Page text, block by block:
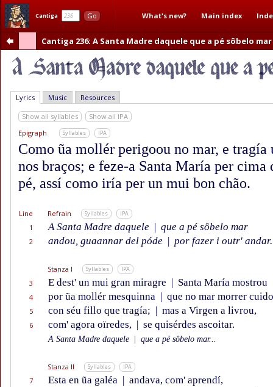
Cantiga Go What's new? Main index
Cantiga 236: A Santa Madre daquele que a pé sôbelo
Lyrics Music Resources
Show all syllables
Show all IPA
Epigraph
Syllables IPA
Como ũa mollér perigoou no mar, e
nos braços; e feze-a Santa María per cima
pé, assí como iría per un mui bon chão.
Line Refrain Syllables IPA
1 A Santa Madre daquele | que a pé sôbelo mar
2 andou, guaannar del póde | por fazer i outr' andar.
Stanza I Syllables IPA
3 E dest' un mui gran miragre | Santa María mostrou
4 por ũa mollér mesquinna | que no mar morrer
5 con séu fillo que tragía; | mas a Virgen a livrou,
6 com' agora oïredes, | se quisérdes ascoitar.
A Santa Madre daquele que a pé sôbelo mar...
Stanza II Syllables IPA
7 Esta en ũa galéa | andava, com' aprendí,